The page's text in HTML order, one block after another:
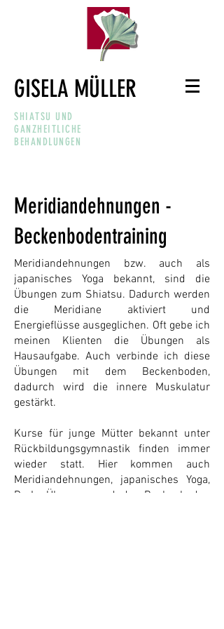
GISELA MÜLLER
SHIATSU UND
GANZHEITLICHE
BEHANDLUNGEN
Meridiandehnungen -
Beckenbodentraining
Meridiandehnungen bzw. auch als
japanisches Yoga bekannt, sind die
Übungen zum Shiatsu. Dadurch werden
die Meridiane aktiviert und
Energieflüsse ausgeglichen. Oft gebe ich
meinen Klienten die Übungen als
Hausaufgabe. Auch verbinde ich diese
Übungen mit dem Beckenboden,
dadurch wird die innere Muskulatur
gestärkt.
Kurse für junge Mütter bekannt unter
Rückbildungsgymnastik finden immer
wieder statt. Hier kommen auch
Meridiandehnungen, japanisches Yoga,
Do-In Übungen und der Beckenboden